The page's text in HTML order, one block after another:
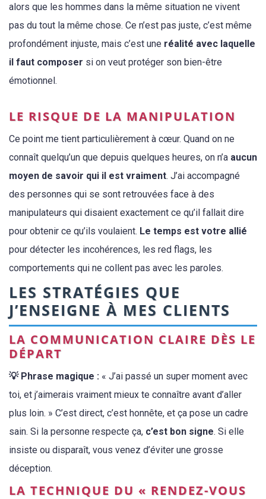
alors que les hommes dans la même situation ne vivent
pas du tout la même chose. Ce n’est pas juste, c’est même
profondément injuste, mais c’est une réalité avec laquelle
il faut composer si on veut protéger son bien-être
émotionnel.
LE RISQUE DE LA MANIPULATION
Ce point me tient particulièrement à cœur. Quand on ne
connaît quelqu’un que depuis quelques heures, on n’a aucun
moyen de savoir qui il est vraiment. J’ai accompagné
des personnes qui se sont retrouvées face à des
manipulateurs qui disaient exactement ce qu’il fallait dire
pour obtenir ce qu’ils voulaient. Le temps est votre allié
pour détecter les incohérences, les red flags, les
comportements qui ne collent pas avec les paroles.
LES STRATÉGIES QUE
J’ENSEIGNE À MES CLIENTS
LA COMMUNICATION CLAIRE DÈS LE
DÉPART
💡 Phrase magique : « J’ai passé un super moment avec
toi, et j’aimerais vraiment mieux te connaître avant d’aller
plus loin. » C’est direct, c’est honnête, et ça pose un cadre
sain. Si la personne respecte ça, c’est bon signe. Si elle
insiste ou disparaît, vous venez d’éviter une grosse
déception.
LA TECHNIQUE DU « RENDEZ-VOUS